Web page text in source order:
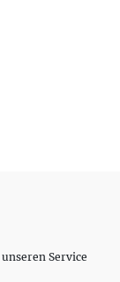
Service